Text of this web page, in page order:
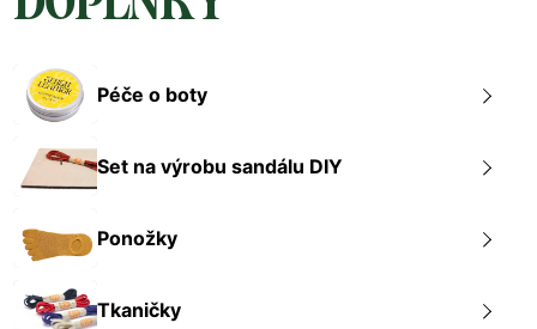
Péče o boty
Set na výrobu sandálu DIY
Ponožky
Tkaničky